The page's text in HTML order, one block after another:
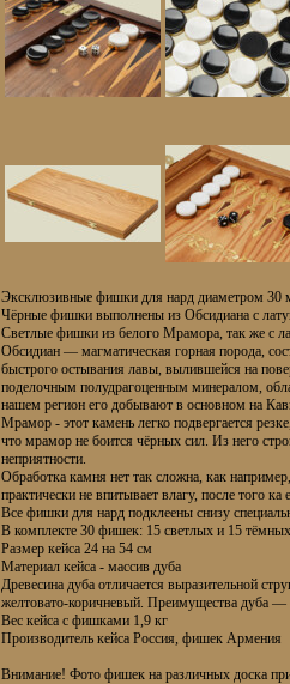
Эксклюзивные фишки для нард диаметром
Чёрные фишки выполнены из Обсидиана с
Светлые фишки из белого Мрамора, так же с
Обсидиан — магматическая горная порода,
быстрого остывания лавы, вылившейся на
поделочным полудрагоценным минералом,
нашем регион его добывают в основном на
Мрамор - этот камень легко подвергается
что мрамор не боится чёрных сил. Из него
неприятности.
Обработка камня нет так сложна, как
практически не впитывает влагу, после того ка
Все фишки для нард подклеены снизу
В комплекте 30 фишек: 15 светлых и 15 тёмных
Размер кейса 24 на 54 см
Материал кейса - массив дуба
Древесина дуба отличается выразительной
желтовато-коричневый. Преимущества дуба —
Вес кейса с фишками 1,9 кг
Производитель кейса Россия, фишек Армения
Внимание! Фото фишек на различных доска